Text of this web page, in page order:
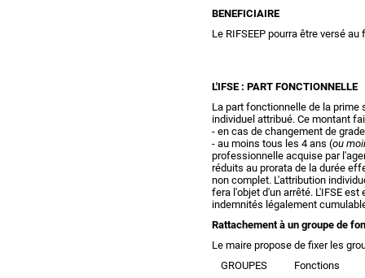
BENEFICIAIRE
Le RIFSEEP pourra être versé
L'IFSE : PART FONCTIONNELLE
La part fonctionnelle de la prime
individuel attribué. Ce montant
- en cas de changement de
- au moins tous les 4 ans (ou
professionnelle acquise par
réduits au prorata de la durée
non complet. L'attribution
fera l'objet d'un arrêté. L'IFSE
indemnités légalement
Rattachement à un groupe de
Le maire propose de fixer les
GROUPES
Fonctions